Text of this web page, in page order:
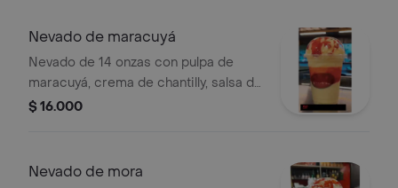
Nevado de maracuyá
Nevado de 14 onzas con pulpa de
maracuyá, crema de chantilly, salsa de
frutos rojos y leche condensada.
$ 16.000
Nevado de mora